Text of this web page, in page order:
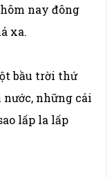
nay đông
xa.
bầu trời thứ
những cái
lấp la lấp